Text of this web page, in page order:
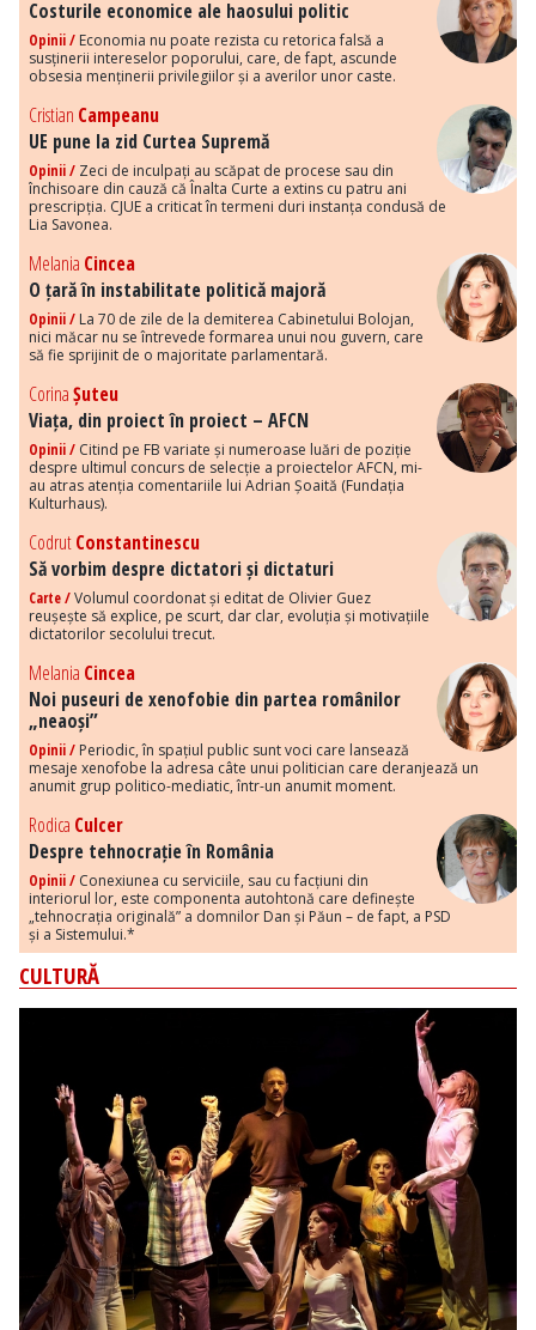
Costurile economice ale haosului politic
Opinii / Economia nu poate rezista cu retorica falsă a
susținerii intereselor poporului, care, de fapt, ascunde
obsesia menținerii privilegiilor și a averilor unor caste.
Cristian Campeanu
UE pune la zid Curtea Supremă
Opinii / Zeci de inculpați au scăpat de procese sau din
închisoare din cauză că Înalta Curte a extins cu patru ani
prescripția. CJUE a criticat în termeni duri instanța condusă de
Lia Savonea.
Melania Cincea
O țară în instabilitate politică majoră
Opinii / La 70 de zile de la demiterea Cabinetului Bolojan,
nici măcar nu se întrevede formarea unui nou guvern, care
să fie sprijinit de o majoritate parlamentară.
CorinaȘuteu
Viața, din proiect în proiect – AFCN
Opinii / Citind pe FB variate și numeroase luări de poziție
despre ultimul concurs de selecție a proiectelor AFCN, mi-
au atras atenția comentariile lui Adrian Șoaită (Fundația
Kulturhaus).
CodrutConstantinescu
Să vorbim despre dictatori și dictaturi
Carte /Volumul coordonat și editat de Olivier Guez
reușește să explice, pe scurt, dar clar, evoluția și motivațiile
dictatorilor secolului trecut.
Melania Cincea
Noi puseuri de xenofobie din partea românilor
„neaoși”
Opinii / Periodic, în spațiul public sunt voci care lansează
mesaje xenofobe la adresa câte unui politician care deranjează un
anumit grup politico-mediatic, într-un anumit moment.
Rodica Culcer
Despre tehnocrație în România
Opinii / Conexiunea cu serviciile, sau cu facțiuni din
interiorul lor, este componenta autohtonă care definește
„tehnocrația originală” a domnilor Dan și Păun – de fapt, a PSD
și a Sistemului.*
CULTURĂ